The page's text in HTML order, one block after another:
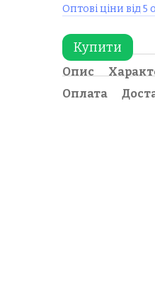
Оптові ціни від
Купити
Опис
Оплата